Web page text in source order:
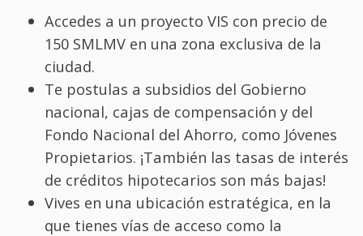
Accedes a un proyecto VIS con precio de
150 SMLMV en una zona exclusiva de la
ciudad.
Te postulas a subsidios del Gobierno
nacional, cajas de compensación y del
Fondo Nacional del Ahorro, como Jóvenes
Propietarios. ¡También las tasas de interés
de créditos hipotecarios son más bajas!
Vives en una ubicación estratégica, en la
que tienes vías de acceso como la